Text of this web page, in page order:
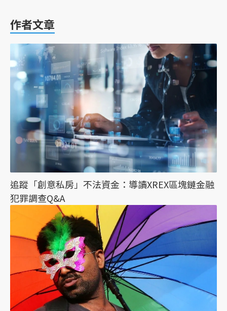
作者文章
追蹤「創意私房」不法資金：導讀XREX區塊鏈金融
犯罪調查Q&A